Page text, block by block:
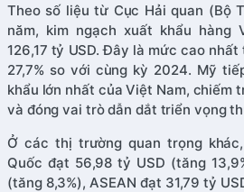
Theo số liệu từ Cục Hải quan (Bộ
năm, kim ngạch xuất khẩu hàng
126,17 tỷ USD. Đây là mức cao
27,7% so với cùng kỳ 2024. Mỹ
khẩu lớn nhất của Việt Nam, chiếm
và đóng vai trò dẫn dắt triển vọng
Ở các thị trường quan trọng
Quốc đạt 56,98 tỷ USD (tăng
(tăng 8,3%), ASEAN đạt 31,79 tỷ